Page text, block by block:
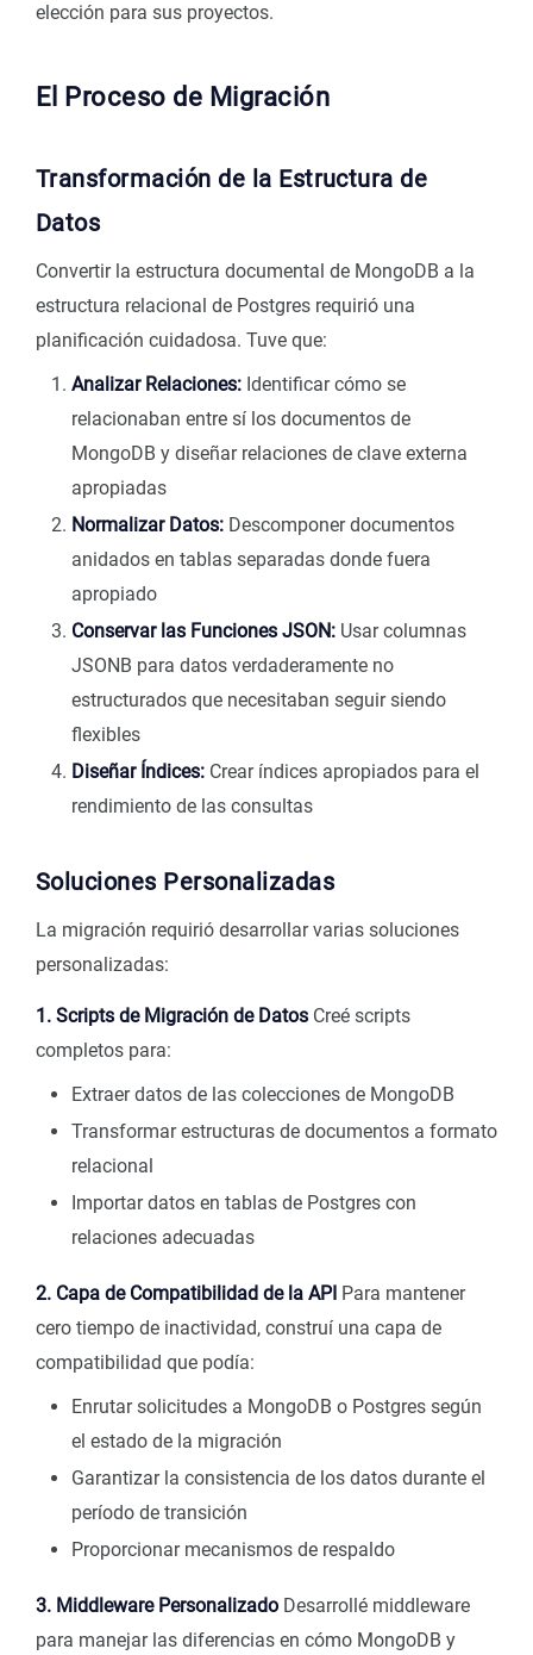
elección para sus proyectos.
El Proceso de Migración
Transformación de la Estructura de
Datos
Convertir la estructura documental de MongoDB a la
estructura relacional de Postgres requirió una
planificación cuidadosa. Tuve que:
Analizar Relaciones: Identificar cómo se
relacionaban entre sí los documentos de
MongoDB y diseñar relaciones de clave externa
apropiadas
Normalizar Datos: Descomponer documentos
anidados en tablas separadas donde fuera
apropiado
Conservar las Funciones JSON: Usar columnas
JSONB para datos verdaderamente no
estructurados que necesitaban seguir siendo
flexibles
Diseñar Índices: Crear índices apropiados para el
rendimiento de las consultas
Soluciones Personalizadas
La migración requirió desarrollar varias soluciones
personalizadas:
1. Scripts de Migración de Datos Creé scripts
completos para:
Extraer datos de las colecciones de MongoDB
Transformar estructuras de documentos a formato
relacional
Importar datos en tablas de Postgres con
relaciones adecuadas
2. Capa de Compatibilidad de la API Para mantener
cero tiempo de inactividad, construí una capa de
compatibilidad que podía:
Enrutar solicitudes a MongoDB o Postgres según
el estado de la migración
Garantizar la consistencia de los datos durante el
período de transición
Proporcionar mecanismos de respaldo
3. Middleware Personalizado Desarrollé middleware
para manejar las diferencias en cómo MongoDB y